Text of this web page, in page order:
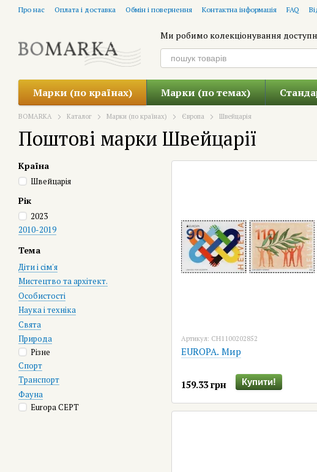
Перейти до основного контенту
Про нас Оплата і доставка Обмін і повернення Контактна інформація FAQ
Ми робимо колекціонування
Марки (по країнах) Марки (по темах)
BOMARKA Каталог Марки (по країнах) Європа Швейцарія
Поштові марки Швейцарії
Артикул: CH1100202852
EUROPA. Мир
159.33 грн Купити!
Країна
Швейцарія
Рік
2023
2010-2019
Тема
Діти і сім'я
Мистецтво та архітект.
Особистості
Наука і техніка
Свята
Природа
Різне
Спорт
Транспорт
Фауна
Europa CEPT